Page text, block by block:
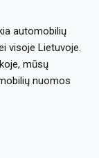
automobilių
visoje Lietuvoje.
mūsų
nuomos